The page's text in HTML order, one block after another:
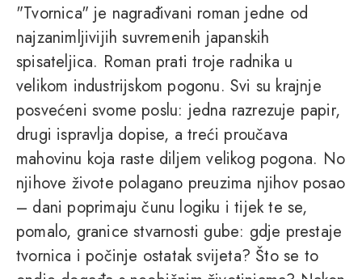
"Tvornica" je nagrađivani roman jedne od
najzanimljivijih suvremenih japanskih
spisateljica. Roman prati troje radnika u
velikom industrijskom pogonu. Svi su krajnje
posvećeni svome poslu: jedna razrezuje papir,
drugi ispravlja dopise, a treći proučava
mahovinu koja raste diljem velikog pogona. No
njihove živote polagano preuzima njihov posao
– dani poprimaju čunu logiku i tijek te se,
pomalo, granice stvarnosti gube: gdje prestaje
tvornica i počinje ostatak svijeta? Što se to